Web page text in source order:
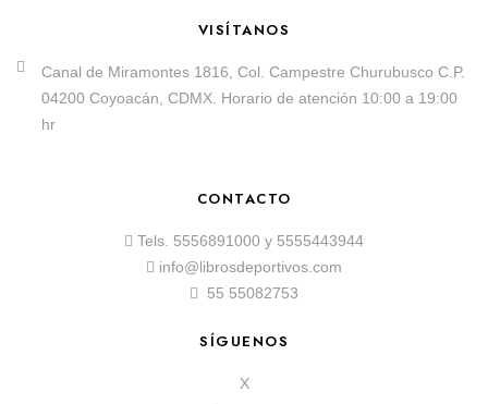
VISÍTANOS
Canal de Miramontes 1816, Col. Campestre Churubusco C.P.
04200 Coyoacán, CDMX. Horario de atención 10:00 a 19:00
hr
CONTACTO
Tels. 5556891000 y 5555443944
info@librosdeportivos.com
55 55082753
SÍGUENOS
X